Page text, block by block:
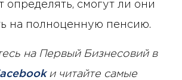
определять, смогут ли они
на полноценную пенсию.
на Первый Бизнесовий в
и читайте самые